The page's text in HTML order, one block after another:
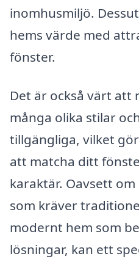
inomhusmiljö.
hems värde med
fönster.
Det är också värt att
många olika stilar
tillgängliga, vilket
att matcha ditt
karaktär. Oavsett
som kräver
modernt hem som
lösningar, kan ett